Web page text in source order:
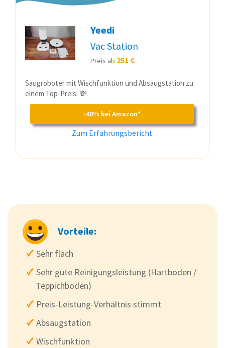
Yeedi
Vac Station
Preis ab 251 €
Saugroboter mit Wischfunktion und Absaugstation zu
einem Top-Preis. 💸
-40% bei Amazon*
Zum Erfahrungsbericht
Vorteile:
Sehr flach
Sehr gute Reinigungsleistung (Hartboden /
Teppichboden)
Preis-Leistung-Verhältnis stimmt
Absaugstation
Wischfunktion